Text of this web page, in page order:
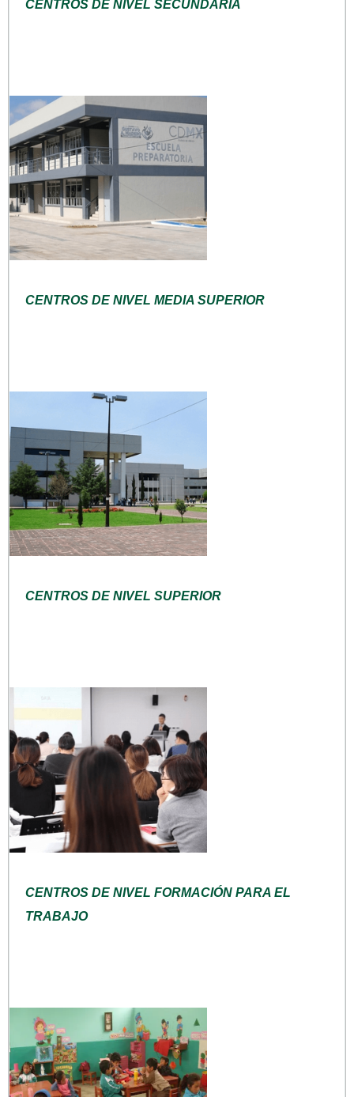
CENTROS DE NIVEL SECUNDARIA
CENTROS DE NIVEL MEDIA SUPERIOR
CENTROS DE NIVEL SUPERIOR
CENTROS DE NIVEL FORMACIÓN PARA EL
TRABAJO